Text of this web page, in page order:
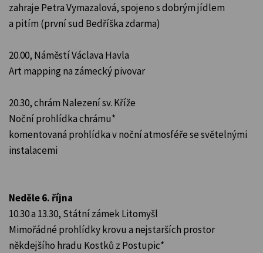
zahraje Petra Vymazalová, spojeno s dobrým jídlem
a pitím (první sud Bedříška zdarma)
20.00, Náměstí Václava Havla
Art mapping na zámecký pivovar
20.30, chrám Nalezení sv. Kříže
Noční prohlídka chrámu*
komentovaná prohlídka v noční atmosféře se světelnými
instalacemi
Neděle 6. října
10.30 a 13.30, Státní zámek Litomyšl
Mimořádné prohlídky krovu a nejstarších prostor
někdejšího hradu Kostků z Postupic*